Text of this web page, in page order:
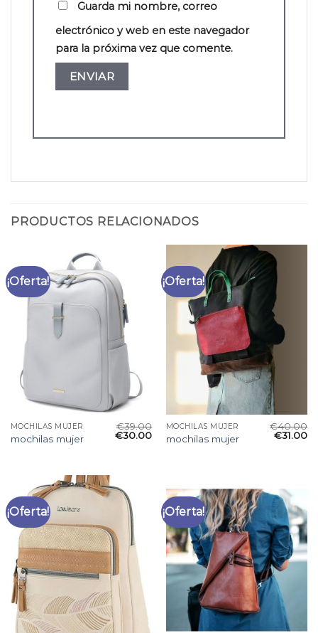
Guarda mi nombre, correo
electrónico y web en este navegador
para la próxima vez que comente.
PRODUCTOS RELACIONADOS
¡Oferta!
MOCHILAS MUJER
mochilas mujer
€39.00
€30.00
¡Oferta!
MOCHILAS MUJER
mochilas mujer
€40.00
€31.00
¡Oferta! ¡Oferta!